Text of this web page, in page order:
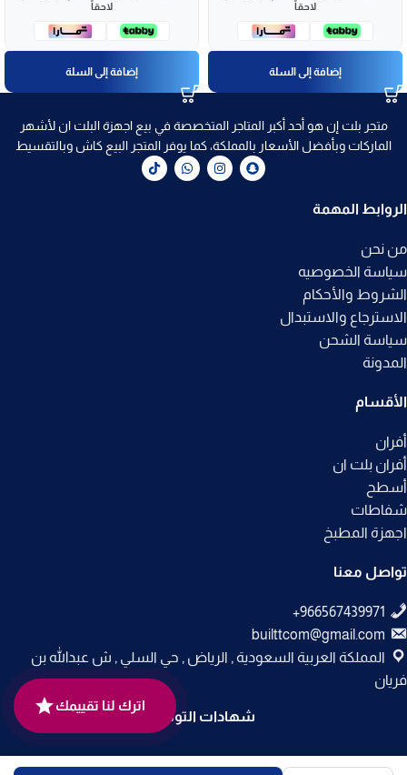
لاحقاً
إضافة إلى السلة
لاحقاً
إضافة إلى السلة
متجر بلت إن هو أحد أكبر المتاجر المتخصصة في بيع اجهزة البلت ان لأشهر
الماركات وبأفضل الأسعار بالمملكة، كما يوفر المتجر البيع كاش وبالتقسيط
الروابط المهمة
من نحن
سياسة الخصوصيه
الشروط والأحكام
الاسترجاع والاستبدال
سياسة الشحن
المدونة
الأقسام
أفران
أفران بلت ان
أسطح
شفاطات
اجهزة المطبخ
تواصل معنا
builttcom@gmail.com
المملكة العربية السعودية , الرياض , حي السلي , ش عبدالله بن
فريان
شهادات التوثيق
جميع الحقوق محفوظة لـمتجر بلت إن© 2025.
اترك لنا تقييمك